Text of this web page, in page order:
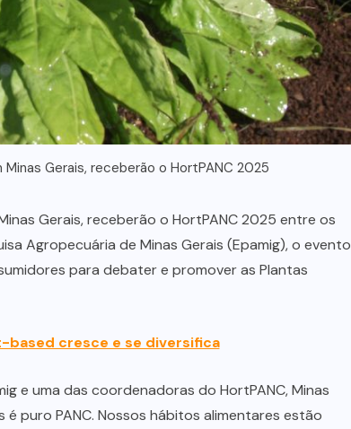
Gerais, receberão o HortPANC 2025
Gerais, receberão o HortPANC 2025 entre os
Agropecuária de Minas Gerais (Epamig), o evento
para debater e promover as Plantas
cresce e se diversifica
e uma das coordenadoras do HortPANC, Minas
puro PANC. Nossos hábitos alimentares estão